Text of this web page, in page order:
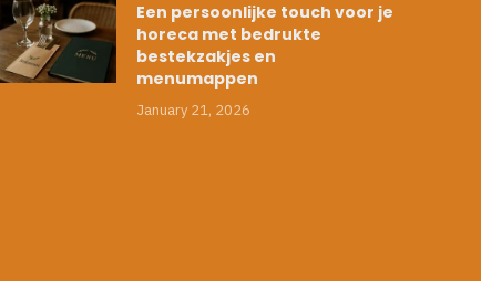
Een persoonlijke touch voor je
horeca met bedrukte
bestekzakjes en
menumappen
January 21, 2026